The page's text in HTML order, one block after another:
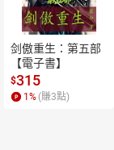
剑傲重生：第五部
【電子書】
$315
1 % (賺3點)